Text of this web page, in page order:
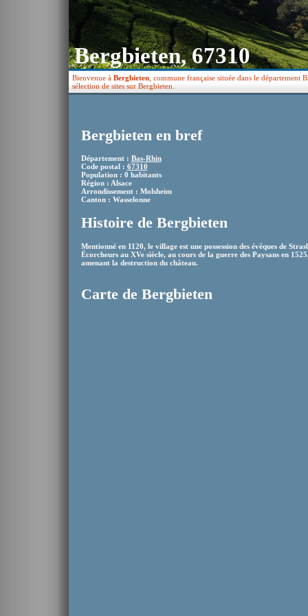
Bergbieten, 67310
Bienvenue à Bergbieten , commune française située dans le
sélection de sites sur Bergbieten.
Bergbieten en bref
Département : Bas-Rhin
Code postal : 67310
Population : 0 habitants
Région : Alsace
Arrondissement : Molsheim
Canton : Wasselonne
Histoire de Bergbieten
Mentionné en 1120, le village est une possession des évêques de
Écorcheurs au XVe siècle, au cours de la guerre des Paysans en
amenant la destruction du château.
Carte de Bergbieten